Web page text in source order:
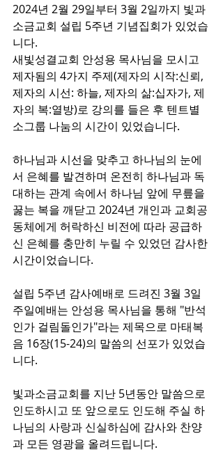
2024년 2월 29일부터 3월 2일까지 빛과
소금교회 설립 5주년 기념집회가 있었습
니다.
새빛성결교회 안성용 목사님을 모시고
제자됨의 4가지 주제(제자의 시작:신뢰,
제자의 시선: 하늘, 제자의 삶:십자가, 제
자의 복:열방)로 강의를 들은 후 텐트별
소그룹 나눔의 시간이 있었습니다.
하나님과 시선을 맞추고 하나님의 눈에
서 은혜를 발견하며 온전히 하나님과 독
대하는 관계 속에서 하나님 앞에 무릎을
꿇는 복을 깨닫고 2024년 개인과 교회공
동체에게 허락하신 비전에 따라 공급하
신 은혜를 충만히 누릴 수 있었던 감사한
시간이었습니다.
설립 5주년 감사예배로 드려진 3월 3일
주일예배는 안성용 목사님을 통해 "반석
인가 걸림돌인가"라는 제목으로 마태복
음 16장(15-24)의 말씀의 선포가 있었습
니다.
빛과소금교회를 지난 5년동안 말씀으로
인도하시고 또 앞으로도 인도해 주실 하
나님의 사랑과 신실하심에 감사와 찬양
과 모든 영광을 올려드립니다.